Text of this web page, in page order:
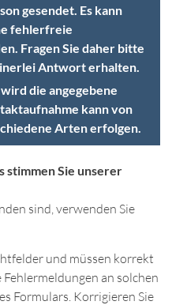
gesendet. Es kann
fehlerfreie
Fragen Sie daher bitte
Antwort erhalten.
die angegebene
kann von
Arten erfolgen.
stimmen Sie unserer
sind, verwenden Sie
und müssen korrekt
an solchen
Formulars. Korrigieren Sie